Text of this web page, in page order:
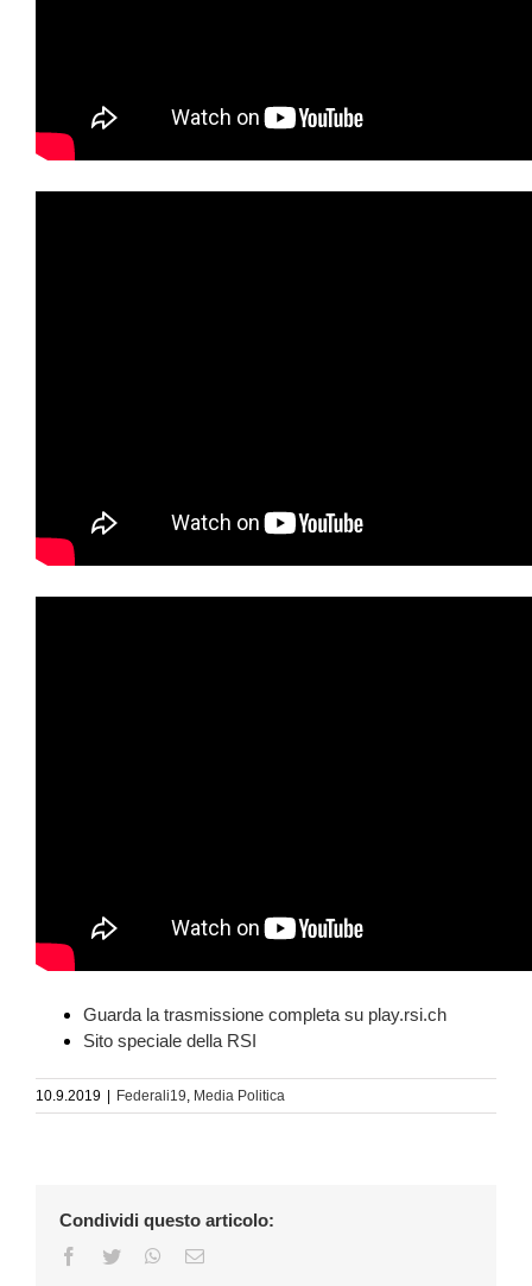
Guarda la trasmissione completa su play.rsi.ch
Sito speciale della RSI
10.9.2019 | Federali19 Media Politica
Condividi questo articolo:
Facebook
Twitter WhatsApp
Email